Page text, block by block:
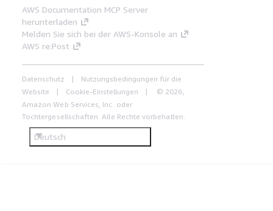
AWS Documentation MCP Server
herunterladen
Melden Sie sich bei der AWS-Konsole an
AWS re:Post
Datenschutz
Nutzungsbedingungen für die
Website
Cookie-Einstellungen
© 2026,
Amazon Web Services, Inc. oder
Tochtergesellschaften. Alle Rechte vorbehalten.
Deutsch